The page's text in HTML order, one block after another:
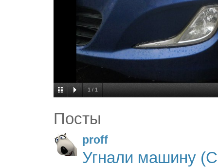
1 / 1
Посты
proff
Угнали машину